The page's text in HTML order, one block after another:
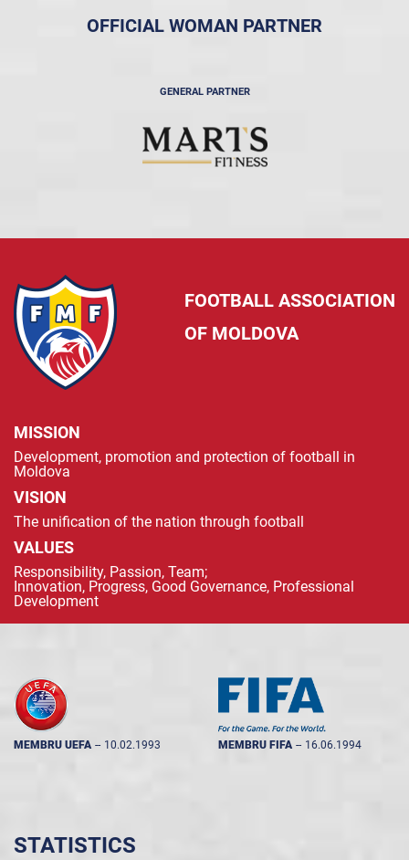
OFFICIAL WOMAN PARTNER
GENERAL PARTNER
FOOTBALL ASSOCIATION
OF MOLDOVA
MISSION
Development, promotion and protection of football in
Moldova
VISION
The unification of the nation through football
VALUES
Responsibility, Passion, Team;
Innovation, Progress, Good Governance, Professional
Development
MEMBRU UEFA -- 10.02.1993 MEMBRU FIFA -- 16.06.1994
STATISTICS